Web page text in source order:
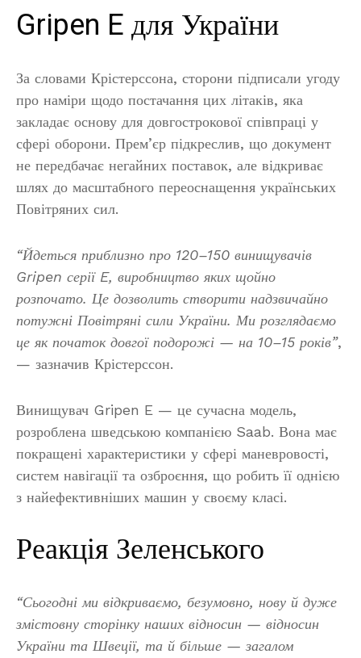
Gripen E для України
За словами Крістерссона, сторони підписали угоду
про наміри щодо постачання цих літаків, яка
закладає основу для довгострокової співпраці у
сфері оборони. Прем’єр підкреслив, що документ
не передбачає негайних поставок, але відкриває
шлях до масштабного переоснащення українських
Повітряних сил.
“Йдеться приблизно про 120–150 винищувачів
Gripen серії E, виробництво яких щойно
розпочато. Це дозволить створити надзвичайно
потужні Повітряні сили України. Ми розглядаємо
це як початок довгої подорожі — на 10–15 років”,
— зазначив Крістерссон.
Винищувач Gripen E — це сучасна модель,
розроблена шведською компанією Saab. Вона має
покращені характеристики у сфері маневровості,
систем навігації та озброєння, що робить її однією
з найефективніших машин у своєму класі.
Реакція Зеленського
“Сьогодні ми відкриваємо, безумовно, нову й дуже
змістовну сторінку наших відносин — відносин
України та Швеції, та й більше — загалом